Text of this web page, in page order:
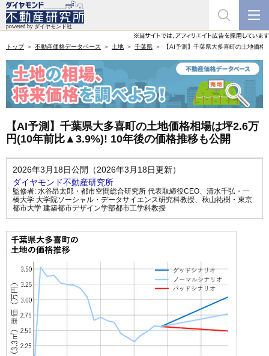
トップ 不動産価格データベース 土地 千葉県 【AI予測】千葉県大多喜町の土地価
【AI予測】千葉県大多喜町の土地価格相場は坪2.6万
円(10年前比▲3.9%)! 10年後の価格推移も公開
2026年3月18日公開（2026年3月18日更新）
ダイヤモンド不動産研究所
監修者: 水谷昂太郎・都市空間総合研究所 代表取締役CEO、 清水千弘・一
橋大学 大学院ソーシャル・データサイエンス研究科教授、 秋山祐樹・東京
都市大学 建築都市デザイン学部都市工学科教授